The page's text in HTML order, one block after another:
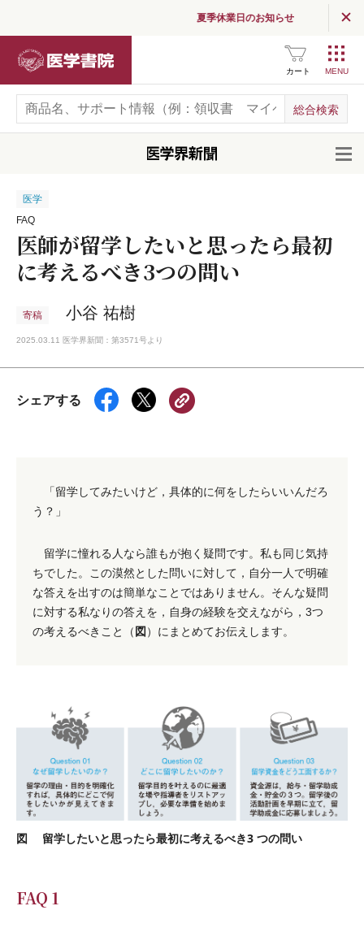
夏季休業日のお知らせ
カート
医学
FAQ
医師が留学したいと思ったら最初
に考えるべき3つの問い
寄稿 小谷 祐樹
2025.03.11 医学界新聞：第3571号より
シェアする
「留学してみたいけど，具体的に何をしたらいいんだろ
う？」
留学に憧れる人なら誰もが抱く疑問です。私も同じ気持
ちでした。この漠然とした問いに対して，自分一人で明確
な答えを出すのは簡単なことではありません。そんな疑問
に対する私なりの答えを，自身の経験を交えながら，3つ
の考えるべきこと（図）にまとめてお伝えします。
図 留学したいと思ったら最初に考えるべき3 つの問い
FAQ 1